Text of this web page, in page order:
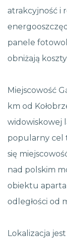
atrakcyjność i
panele
obniżają
Miejscowość
km od
widowiskowej
popularny cel
się
nad polskim
obiektu
odległości od
Lokalizacja